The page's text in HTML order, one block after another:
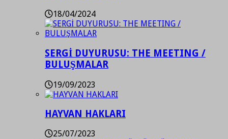
18/04/2024
SERGİ DUYURUSU: THE MEETING /
BULUŞMALAR
19/09/2023
HAYVAN HAKLARI
25/07/2023